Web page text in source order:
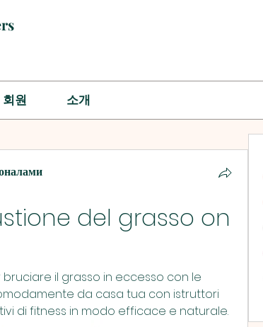
회원 소개
del grasso on
il grasso in eccesso con le
da casa tua con istruttori
di fitness in modo efficace e naturale.